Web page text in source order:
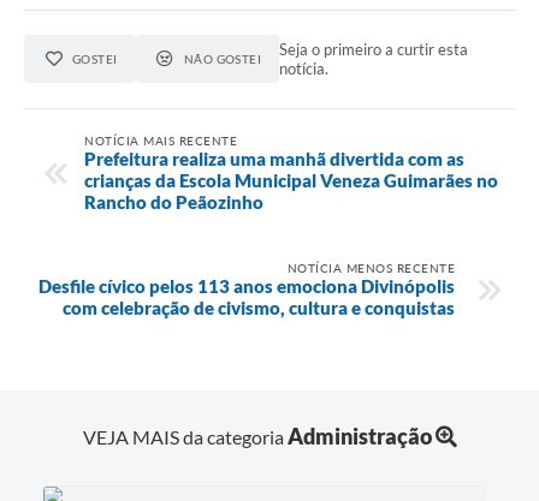
GOSTEI NÃO GOSTEI
Seja o primeiro a curtir esta
notícia.
NOTÍCIA MAIS RECENTE
Prefeitura realiza uma manhã divertida com as
crianças da Escola Municipal Veneza Guimarães no
Rancho do Peãozinho
NOTÍCIA MENOS RECENTE
Desfile cívico pelos 113 anos emociona Divinópolis
com celebração de civismo, cultura e conquistas
VEJA MAIS da categoriaAdministração